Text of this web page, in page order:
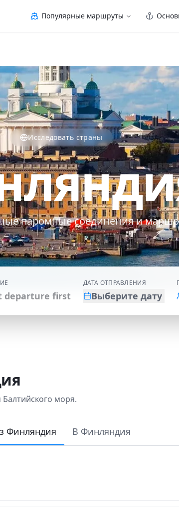
Популярные маршруты
Исследовать страны
паромные соединения и
departure first
ДАТА ОТПРАВЛЕНИЯ
Выберите дату
моря.
Финляндия В Финляндия